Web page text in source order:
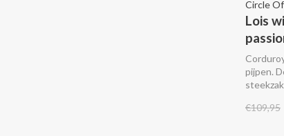
Circle
Lois
pijpen.
€109,95